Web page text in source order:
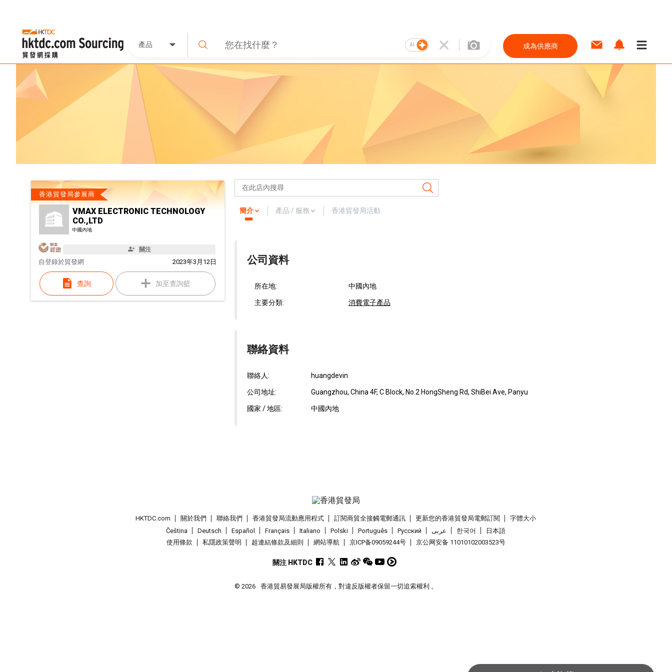
產品 AI 成為供應商
香港貿發局參展商
VMAX ELECTRONIC TECHNOLOGY
CO.,LTD
中國內地
關注
自 2023年3月12日
登錄於貿發網
查詢 加至查詢籃
簡介 產品 / 服務 香港貿發局活動
公司資料
所在地: 中國內地
主要分類: 消費電子產品
聯絡資料
聯絡人: huangdevin
公司地址: Guangzhou, China 4F, C Block, No.2 HongSheng Rd, ShiBei Ave, Panyu
國家 / 地區: 中國內地
HKTDC.com 關於我們 聯絡我們 香港貿發局流動應用程式 訂閱商貿全接觸電郵通訊 更新您的香港貿發局電郵訂閱
字體大小
Čeština
Deutsch Español Français Italiano Polski Português Pусский عربى 한국어
日本語
使用條款
私隱政策聲明 超連結條款及細則 網站導航 京ICP备09059244号 京公网安备 11010102003523号
關注 HKTDC
© 2026 香港貿易發展局版權所有，對違反版權者保留一切追索權利 。